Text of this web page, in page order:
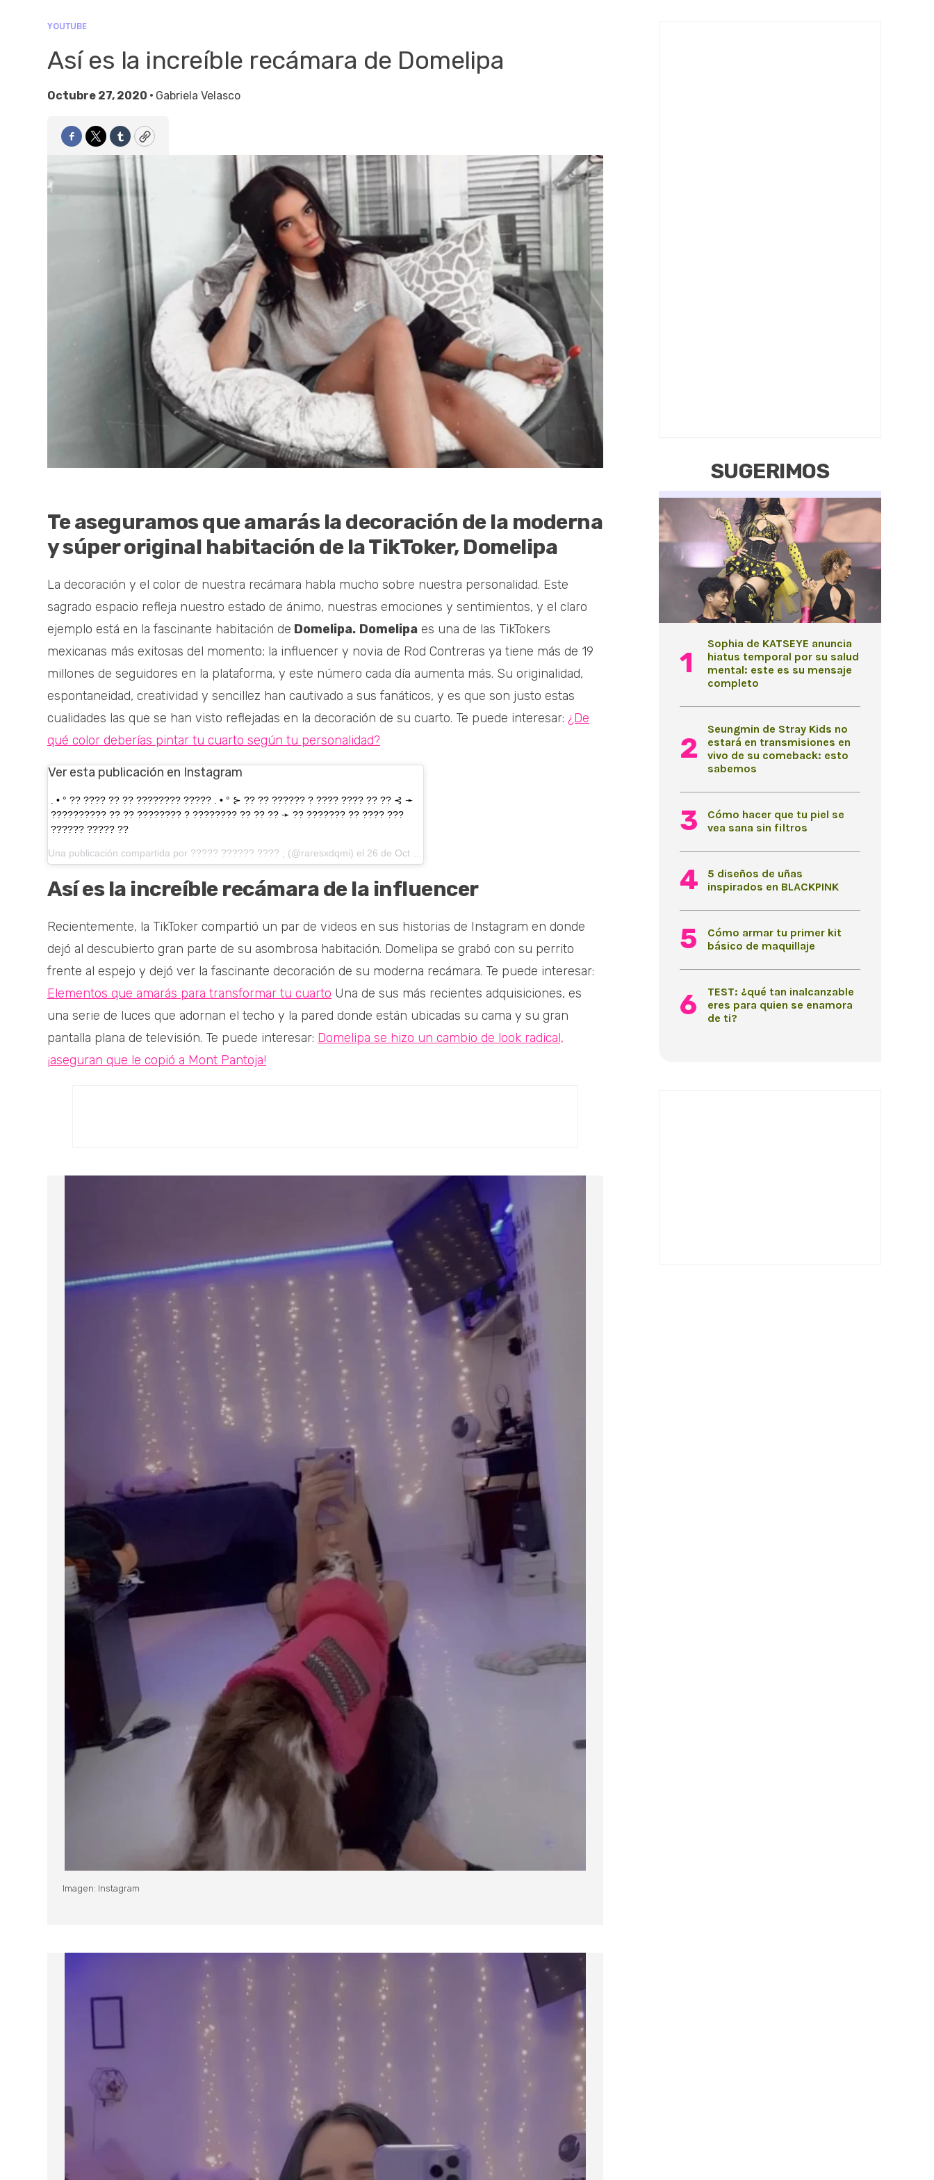
YOUTUBE
Así es la increíble recámara de Domelipa
Octubre 27, 2020 • Gabriela Velasco
Facebook
TwitterTumblrCopy
Te aseguramos que amarás la decoración de la moderna
y súper original habitación de la TikToker, Domelipa
La decoración y el color de nuestra recámara habla mucho sobre nuestra personalidad. Este
sagrado espacio refleja nuestro estado de ánimo, nuestras emociones y sentimientos, y el claro
ejemplo está en la fascinante habitación de Domelipa. Domelipa es una de las TikTokers
mexicanas más exitosas del momento; la influencer y novia de Rod Contreras ya tiene más de 19
millones de seguidores en la plataforma, y este número cada día aumenta más. Su originalidad,
espontaneidad, creatividad y sencillez han cautivado a sus fanáticos, y es que son justo estas
cualidades las que se han visto reflejadas en la decoración de su cuarto. Te puede interesar: ¿De
qué color deberías pintar tu cuarto según tu personalidad?
Ver esta publicación en Instagram
. • ° ?? ???? ?? ?? ???????? ????? . • ° ⊱ ?? ?? ?????? ? ???? ???? ?? ?? ⊰ ➛
?????????? ?? ?? ???????? ? ???????? ?? ?? ?? ➛ ?? ??????? ?? ???? ???
?????? ????? ??
Una publicación compartida por ????? ?????? ???? ; (@raresxdqmi) el 26 de Oct de 2020 a las 8:24 PDT
Así es la increíble recámara de la influencer
Recientemente, la TikToker compartió un par de videos en sus historias de Instagram en donde
dejó al descubierto gran parte de su asombrosa habitación. Domelipa se grabó con su perrito
frente al espejo y dejó ver la fascinante decoración de su moderna recámara. Te puede interesar:
Elementos que amarás para transformar tu cuarto Una de sus más recientes adquisiciones, es
una serie de luces que adornan el techo y la pared donde están ubicadas su cama y su gran
pantalla plana de televisión. Te puede interesar: Domelipa se hizo un cambio de look radical,
¡aseguran que le copió a Mont Pantoja!
Imagen: Instagram
SUGERIMOS
Sophia de KATSEYE anuncia
hiatus temporal por su salud
mental: este es su mensaje
completo
Seungmin de Stray Kids no
estará en transmisiones en
vivo de su comeback: esto
sabemos
Cómo hacer que tu piel se
vea sana sin filtros
5 diseños de uñas
inspirados en BLACKPINK
Cómo armar tu primer kit
básico de maquillaje
TEST: ¿qué tan inalcanzable
eres para quien se enamora
de ti?